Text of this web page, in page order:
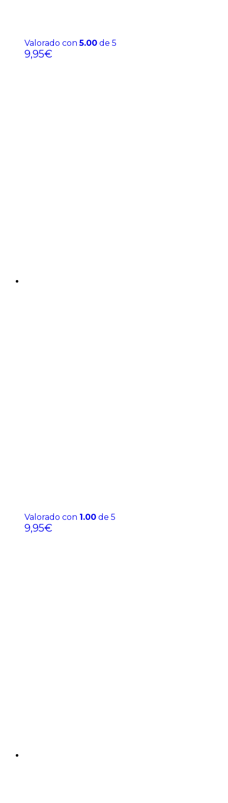
Valorado con5.00 de 5
9,95€
Valorado con 1.00 de 5
9,95€